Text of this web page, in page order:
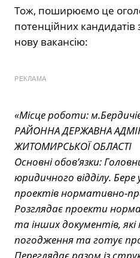
Тож, поширюємо це
потенційних кандидатів
нову вакансію:
РЕКЛАМА
«Місце роботи:
РАЙОННА ДЕРЖАВНА
ЖИТОМИРСЬКОЇ ОБЛАСТІ
Основні обов’язки:
юридичного відділу.
проектів нормативно-
Розглядає проекти
та інших документів,
погодження та готує
Переглядає разом із